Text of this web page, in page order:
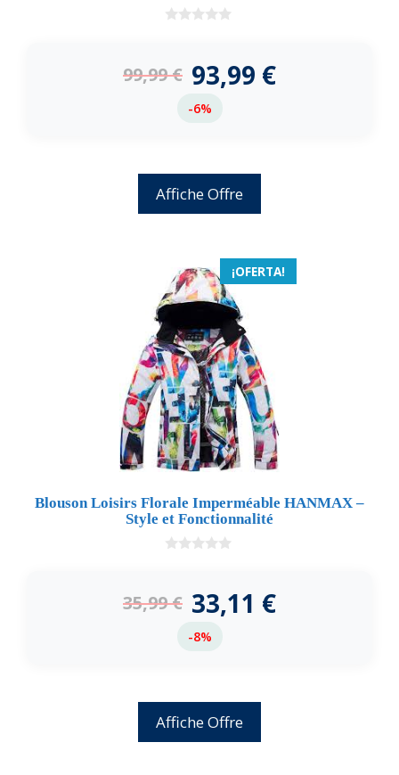
5
99,99€ 93,99 €
-6%
Affiche Offre
¡OFERTA!
Blouson Loisirs Florale Imperméable HANMAX –
Style et Fonctionnalité
5
35,99€ 33,11 €
-8%
Affiche Offre